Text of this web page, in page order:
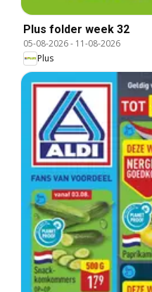
Plus folder week 32
05-08-2026- 11-08-2026
Plus